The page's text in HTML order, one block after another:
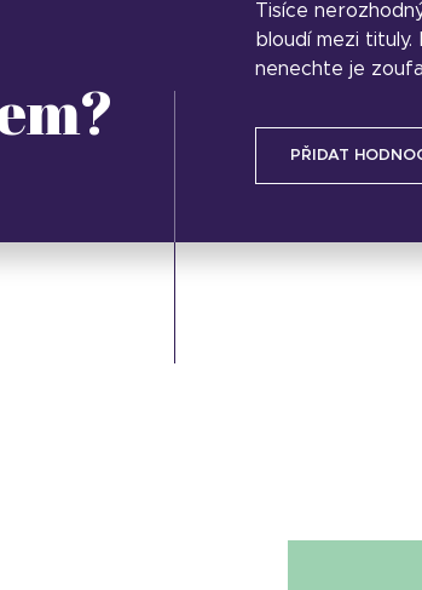
Tisíce
bloudí mezi
nenechte je
PŘIDAT